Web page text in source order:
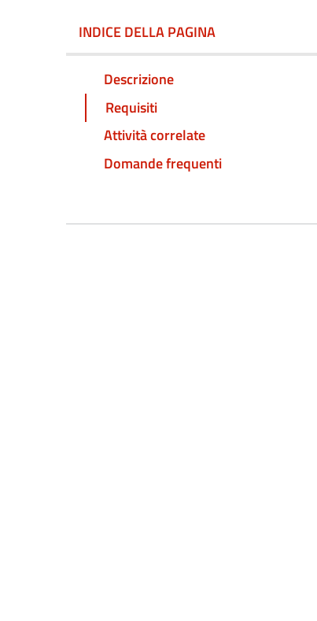
INDICE DELLA PAGINA
Descrizione
Requisiti
Attività correlate
Domande frequenti